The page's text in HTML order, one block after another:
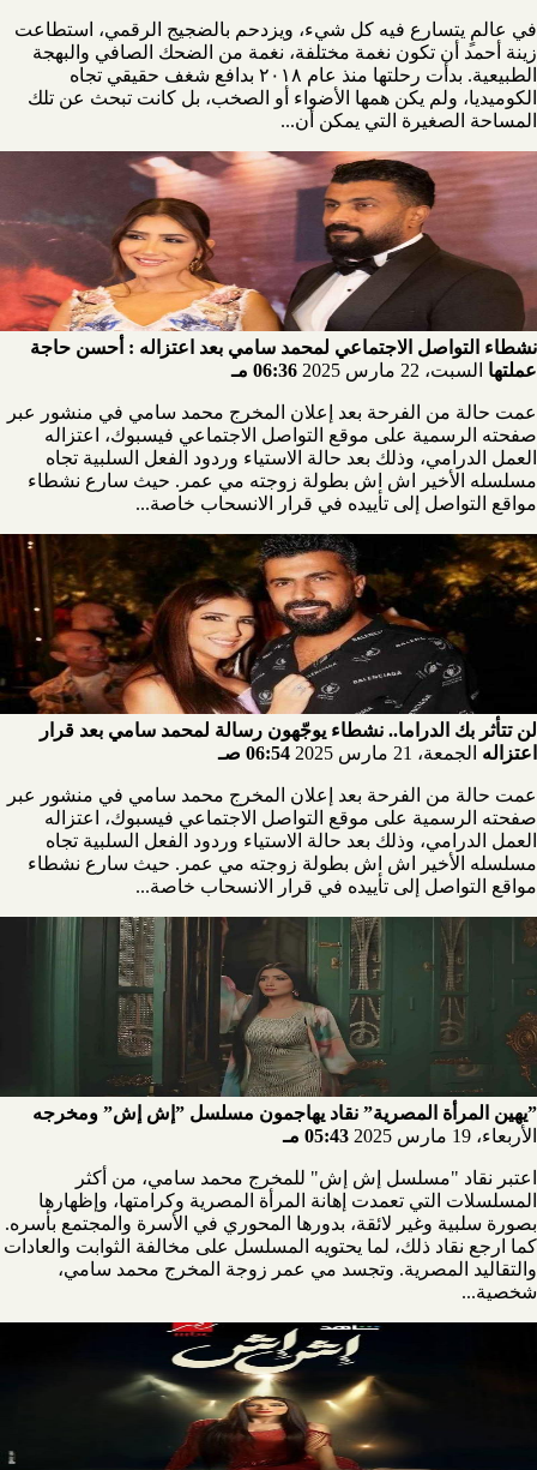
في عالمٍ يتسارع فيه كل شيء، ويزدحم بالضجيج الرقمي، استطاعت
زينة أحمد أن تكون نغمة مختلفة، نغمة من الضحك الصافي والبهجة
الطبيعية. بدأت رحلتها منذ عام ٢٠١٨ بدافع شغف حقيقي تجاه
الكوميديا، ولم يكن همها الأضواء أو الصخب، بل كانت تبحث عن تلك
المساحة الصغيرة التي يمكن أن...
نشطاء التواصل الاجتماعي لمحمد سامي بعد اعتزاله : أحسن حاجة
عملتها السبت، 22 مارس 2025 06:36 مـ
عمت حالة من الفرحة بعد إعلان المخرج محمد سامي في منشور عبر
صفحته الرسمية على موقع التواصل الاجتماعي فيسبوك، اعتزاله
العمل الدرامي، وذلك بعد حالة الاستياء وردود الفعل السلبية تجاه
مسلسله الأخير اش اش بطولة زوجته مي عمر. حيث سارع نشطاء
مواقع التواصل إلى تأييده في قرار الانسحاب خاصة...
لن تتأثر بك الدراما.. نشطاء يوجّهون رسالة لمحمد سامي بعد قرار
اعتزاله الجمعة، 21 مارس 2025 06:54 صـ
عمت حالة من الفرحة بعد إعلان المخرج محمد سامي في منشور عبر
صفحته الرسمية على موقع التواصل الاجتماعي فيسبوك، اعتزاله
العمل الدرامي، وذلك بعد حالة الاستياء وردود الفعل السلبية تجاه
مسلسله الأخير اش اش بطولة زوجته مي عمر. حيث سارع نشطاء
مواقع التواصل إلى تأييده في قرار الانسحاب خاصة...
”يهين المرأة المصرية” نقاد يهاجمون مسلسل ”إش إش” ومخرجه
الأربعاء، 19 مارس 2025
05:43 مـ
اعتبر نقاد "مسلسل إش إش" للمخرج محمد سامي، من أكثر
المسلسلات التي تعمدت إهانة المرأة المصرية وكرامتها، وإظهارها
بصورة سلبية وغير لائقة، بدورها المحوري في الأسرة والمجتمع بأسره.
كما ارجع نقاد ذلك، لما يحتويه المسلسل على مخالفة الثوابت والعادات
والتقاليد المصرية. وتجسد مي عمر زوجة المخرج محمد سامي،
شخصية...